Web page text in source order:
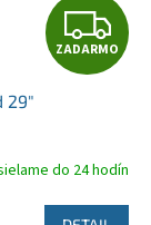
Z
A
A
R
ZADARMO
29"
do 24 hodín